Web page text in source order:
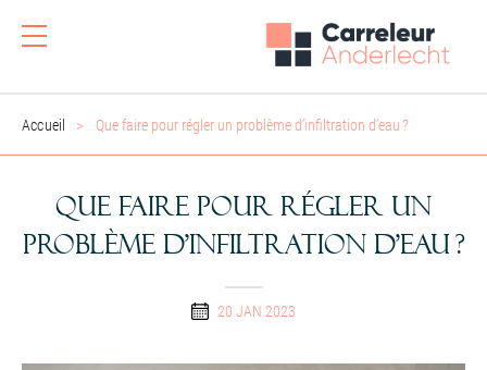
Accueil Que faire pour régler un problème d’infiltration d’eau ?
Que faire pour régler un
problème d’infiltration d’eau ?
20 JAN 2023